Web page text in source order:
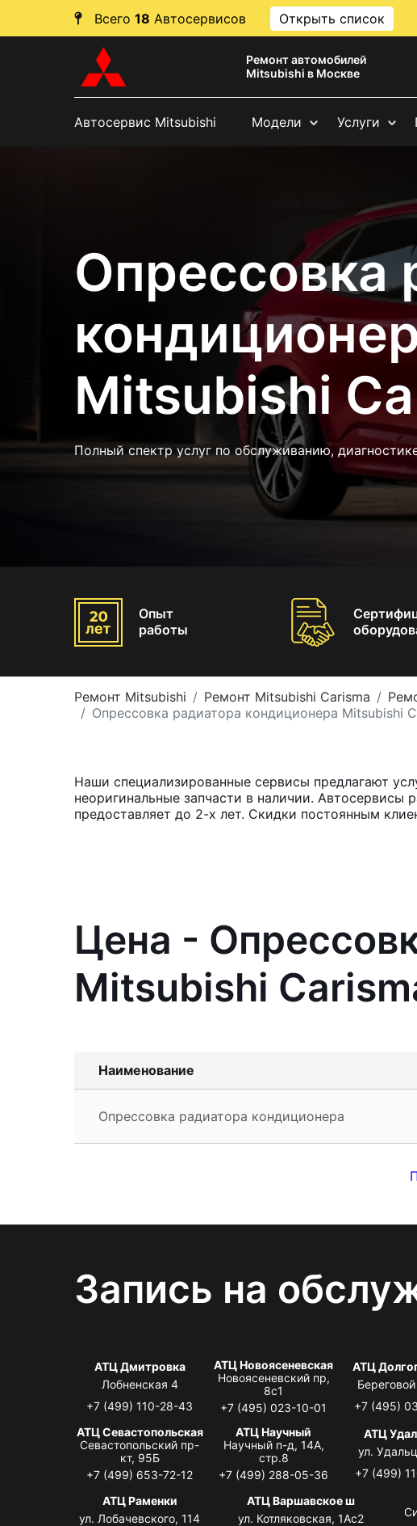
Всего 18 Автосервисов Открыть список
Ремонт автомобилей
Mitsubishi в Москве
Автосервис Mitsubishi Модели Услуги
Опрессовка
Mitsubishi
Полный спектр услуг по обслуживанию,
Опыт
работы
Ремонт Mitsubishi Ремонт Mitsubishi Carisma
Опрессовка радиатора кондиционера Mitsubishi
Наши специализированные сервисы предлагают
неоригинальные запчасти в наличии.
предоставляет до 2-х лет. Скидки постоянным
Цена -
Mitsubishi
Наименование
Опрессовка радиатора кондиционера
Запись на
АТЦ Дмитровка
Лобненская 4
+7 (499) 110-28-43
АТЦ Новоясеневская
Новоясеневский пр,
8с1
+7 (495) 023-10-01
АТЦ
+7 (495)
АТЦ Севастопольская
Севастопольский пр-
кт, 95Б
+7 (499) 653-72-12
АТЦ Научный
Научный п-д, 14А,
стр.8
+7 (499) 288-05-36
АТЦ
ул.
+7 (499)
АТЦ Раменки
ул. Лобачевского, 114
АТЦ Варшавское ш
ул. Котляковская, 1Ас2